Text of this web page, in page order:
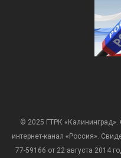
© 2025 ГТРК «Калининград».
интернет-канал «Россия».
77-59166 от 22 августа 2014